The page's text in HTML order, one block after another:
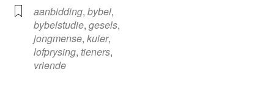
aanbidding, bybel,
bybelstudie, gesels,
jongmense, kuier,
lofprysing, tieners,
vriende